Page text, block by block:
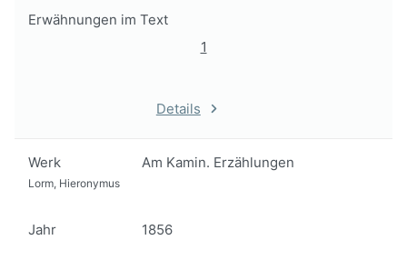
Erwähnungen im Text
1
Details
Werk Am Kamin. Erzählungen
Lorm, Hieronymus
Jahr 1856